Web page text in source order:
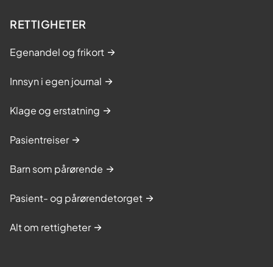
RETTIGHETER
Egenandel og frikort
Innsyn i egen journal
Klage og erstatning
Pasientreiser
Barn som pårørende
Pasient- og pårørendetorget
Alt om rettigheter